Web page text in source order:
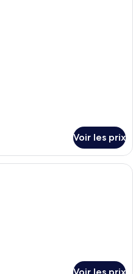
Voir les prix
Literie de qualité supérieure, bureau,